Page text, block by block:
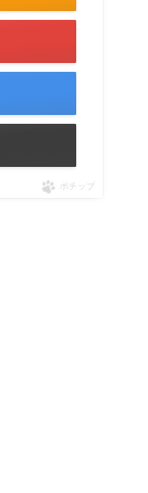
ポチップ